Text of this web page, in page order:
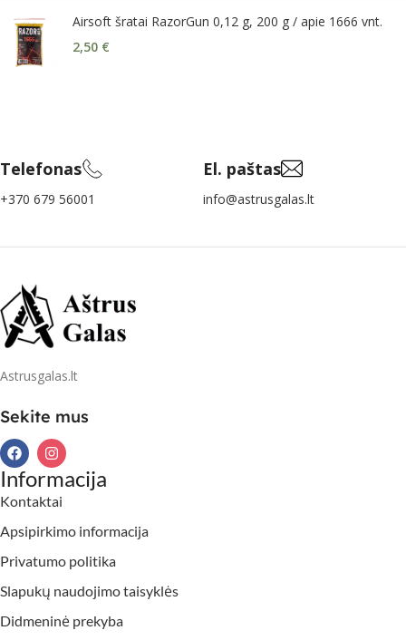
Airsoft šratai RazorGun 0,12 g, 200 g / apie 1666 vnt.
2,50 €
Telefonas
+370 679 56001
El. paštas
info@astrusgalas.lt
Astrusgalas.lt
Sekite mus
Informacija
Kontaktai
Apsipirkimo informacija
Privatumo politika
Slapukų naudojimo taisyklės
Didmeninė prekyba